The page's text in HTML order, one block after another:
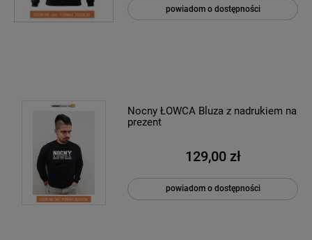
powiadom o dostępności
Nocny ŁOWCA Bluza z nadrukiem na
prezent
129,00 zł
powiadom o dostępności